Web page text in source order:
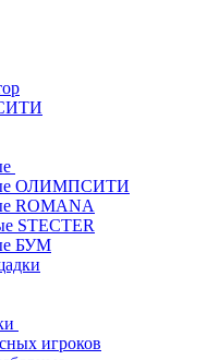
ОЛИМПСИТИ
ROMANA
STECTER
БУМ
игроков